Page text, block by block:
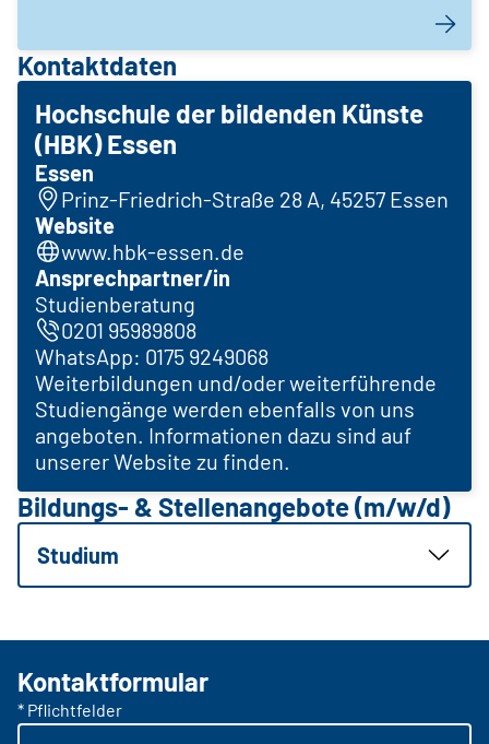
Kontaktdaten
Hochschule der bildenden Künste
(HBK) Essen
Essen
Prinz-Friedrich-Straße 28 A, 45257 Essen
Website
www.hbk-essen.de
Ansprechpartner/in
Studienberatung
0201 95989808
WhatsApp: 0175 9249068
Weiterbildungen und/oder weiterführende
Studiengänge werden ebenfalls von uns
angeboten. Informationen dazu sind auf
unserer Website zu finden.
Bildungs- & Stellenangebote (m/w/d)
Studium
Kontaktformular
* Pflichtfelder